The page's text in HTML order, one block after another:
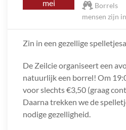
mei Borrels
mensen zijn
Zin in een gezellige
De Zeilcie organiseert een
natuurlijk een borrel! Om
voor slechts €3,50 (graag
Daarna trekken we de
nodige gezelligheid.